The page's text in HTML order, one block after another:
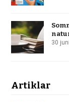
30
Artiklar